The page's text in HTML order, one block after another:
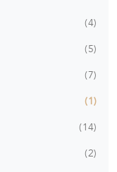
4
5
7
1
14
2